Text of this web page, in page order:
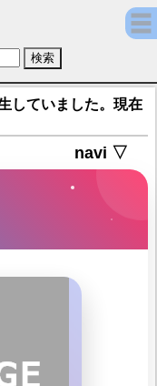
)【信長の野望 覇
していました。現在
navi ▽